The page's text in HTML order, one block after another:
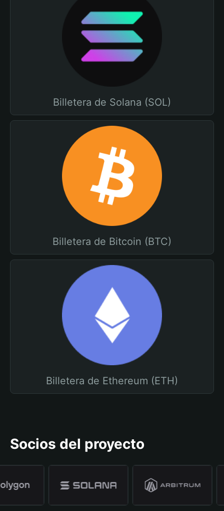
Billetera de Solana (SOL)
Billetera de Bitcoin (BTC)
Billetera de Ethereum (ETH)
Socios del proyecto